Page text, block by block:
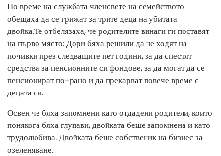
По време на службата членовете на семейството
обещаха да се грижат за трите деца на убитата
двойка.Те отбелязаха, че родителите винаги ги поставят
на първо място: Дори бяха решили да не ходят на
почивки през следващите пет години, за да спестят
средства за пенсионните си фондове, за да могат да се
пенсионират по-рано и да прекарват повече време с
децата си.
Освен че бяха запомнени като отдадени родители, които
понякога бяха глупави, двойката беше запомнена и като
трудолюбива. Двойката беше собственик на бизнес за
озеленяване.